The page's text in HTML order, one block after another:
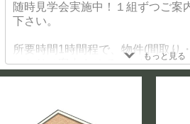
随時見学会実施中！１組ずつご案
下さい。
所要時間1時間程で、物件(間取り
っかりご案内させていただきます
もちろん近隣の学校や、暮らしに
もっと見る